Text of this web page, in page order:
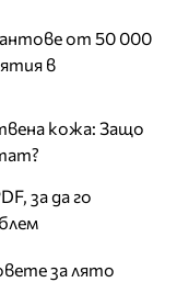
от 50 000
в
кожа: Защо
за да го
за лято